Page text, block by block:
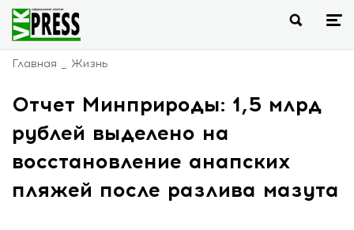
Главная Жизнь
Отчет Минприроды: 1,5 млрд
рублей выделено на
восстановление анапских
пляжей после разлива мазута